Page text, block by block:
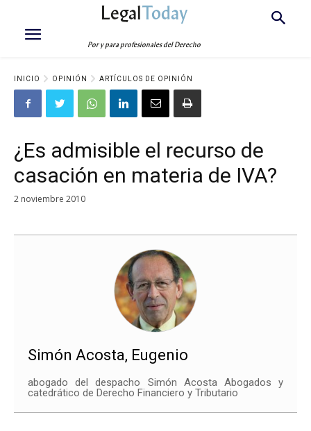
LegalToday
Por y para profesionales del Derecho
INICIO OPINIÓN ARTÍCULOS DE OPINIÓN
¿Es admisible el recurso de
casación en materia de IVA?
2 noviembre 2010
Simón Acosta, Eugenio
abogado del despacho Simón Acosta Abogados y
catedrático de Derecho Financiero y Tributario